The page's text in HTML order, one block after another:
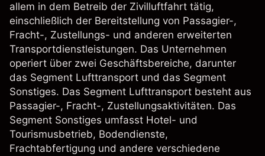
allem in dem Betreib der Zivilluftfahrt tätig,
einschließlich der Bereitstellung von Passagier-,
Fracht-, Zustellungs- und anderen erweiterten
Transportdienstleistungen. Das Unternehmen
operiert über zwei Geschäftsbereiche, darunter
das Segment Lufttransport und das Segment
Sonstiges. Das Segment Lufttransport besteht aus
Passagier-, Fracht-, Zustellungsaktivitäten. Das
Segment Sonstiges umfasst Hotel- und
Tourismusbetrieb, Bodendienste,
Frachtabfertigung und andere verschiedene